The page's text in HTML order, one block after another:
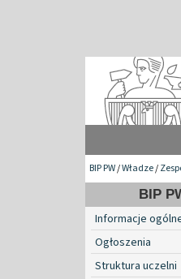
BIP PW/Władze/
BIP
Informacje
Ogłoszenia
Struktura uczelni